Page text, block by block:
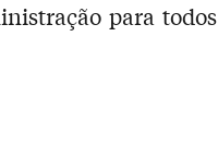
para todos